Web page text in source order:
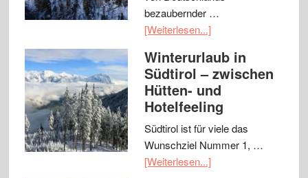
bezaubernder …
[Weiterlesen...]
Winterurlaub in
Südtirol – zwischen
Hütten- und
Hotelfeeling
Südtirol ist für viele das
Wunschziel Nummer 1, …
[Weiterlesen...]